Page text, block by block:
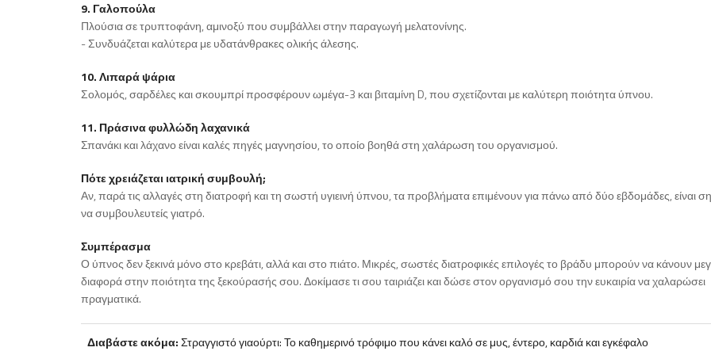
9. Γαλοπούλα
Πλούσια σε τρυπτοφάνη, αμινοξύ που συμβάλλει στην παραγωγή μελατονίνης.
- Συνδυάζεται καλύτερα με υδατάνθρακες ολικής άλεσης.
10. Λιπαρά ψάρια
Σολομός, σαρδέλες και σκουμπρί προσφέρουν ωμέγα-3 και βιταμίνη D, που σχετίζονται με καλύτερη ποιότητα ύπνου.
11. Πράσινα φυλλώδη λαχανικά
Σπανάκι και λάχανο είναι καλές πηγές μαγνησίου, το οποίο βοηθά στη χαλάρωση του οργανισμού.
Πότε χρειάζεται ιατρική συμβουλή;
Αν, παρά τις αλλαγές στη διατροφή και τη σωστή υγιεινή ύπνου, τα προβλήματα επιμένουν για πάνω από δύο εβδομάδες, είναι
να συμβουλευτείς γιατρό.
Συμπέρασμα
Ο ύπνος δεν ξεκινά μόνο στο κρεβάτι, αλλά και στο πιάτο. Μικρές, σωστές διατροφικές επιλογές το βράδυ μπορούν να κάνουν
διαφορά στην ποιότητα της ξεκούρασής σου. Δοκίμασε τι σου ταιριάζει και δώσε στον οργανισμό σου την ευκαιρία να χαλαρώσει
πραγματικά.
Διαβάστε ακόμα:Στραγγιστό γιαούρτι: Το καθημερινό τρόφιμο που κάνει καλό σε μυς, έντερο, καρδιά και εγκέφαλο